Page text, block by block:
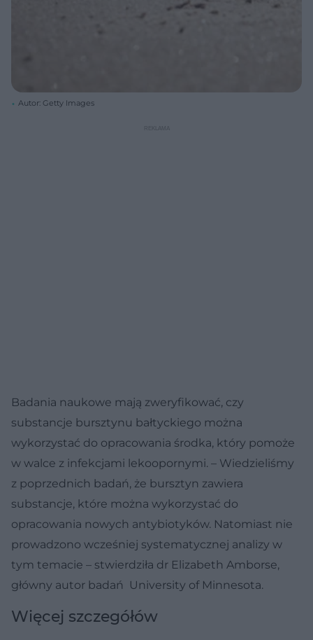
Autor: Getty Images
Badania naukowe mają zweryfikować, czy
substancje bursztynu bałtyckiego można
wykorzystać do opracowania środka, który pomoże
w walce z infekcjami lekoopornymi. – Wiedzieliśmy
z poprzednich badań, że bursztyn zawiera
substancje, które można wykorzystać do
opracowania nowych antybiotyków. Natomiast nie
prowadzono wcześniej systematycznej analizy w
tym temacie – stwierdziła dr Elizabeth Amborse,
główny autor badań University of Minnesota.
Więcej szczegółów